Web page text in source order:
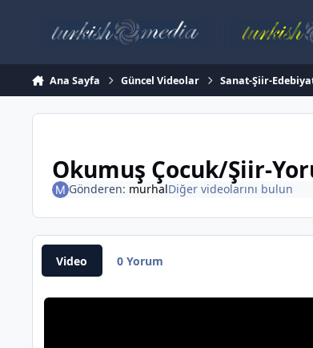
Ana Sayfa Güncel Videolar Sanat-Şiir-
Okumuş Çocuk/Şiir-
Gönderen: murhalDiğer videolarını bulun
Video 0 Yorum